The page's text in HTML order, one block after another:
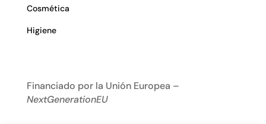
Cosmética
Higiene
Financiado por la Unión Europea –
NextGenerationEU